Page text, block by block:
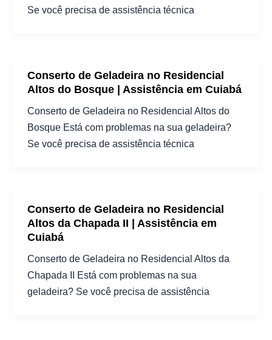
Se você precisa de assistência técnica
Conserto de Geladeira no Residencial
Altos do Bosque | Assistência em Cuiabá
Conserto de Geladeira no Residencial Altos do
Bosque Está com problemas na sua geladeira?
Se você precisa de assistência técnica
Conserto de Geladeira no Residencial
Altos da Chapada II | Assistência em
Cuiabá
Conserto de Geladeira no Residencial Altos da
Chapada II Está com problemas na sua
geladeira? Se você precisa de assistência